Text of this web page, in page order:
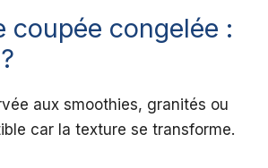
coupée congelée :
aux smoothies, granités ou
car la texture se transforme.